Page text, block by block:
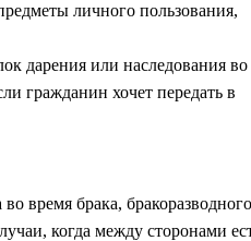
личного пользования,
дарения или наследования
гражданин хочет передать в
время брака, бракоразводного
когда между сторонами